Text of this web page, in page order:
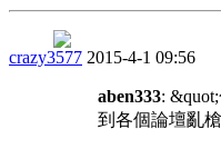
crazy3577 2015-4-1 09:56
aben333:
到各個論壇亂